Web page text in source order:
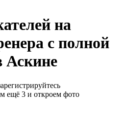
на
с полной
Аскине
ещё 3 и откроем фото